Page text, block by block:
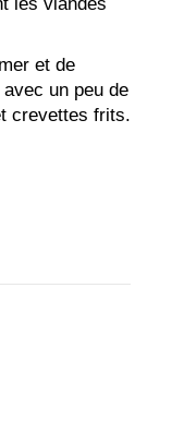
et de
un peu de
crevettes frits.